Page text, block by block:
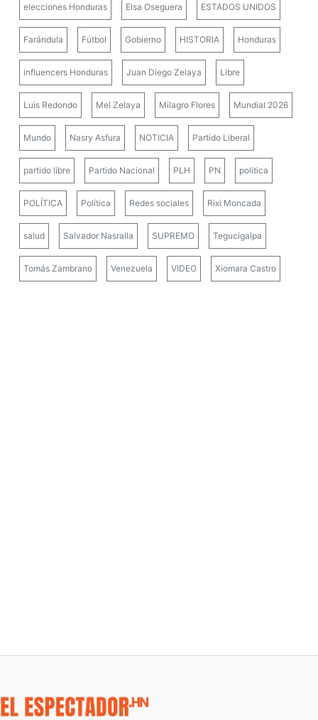
elecciones Honduras Elsa Oseguera ESTADOS UNIDOS
Farándula Fútbol Gobierno HISTORIA Honduras
influencers Honduras Juan Diego Zelaya Libre
Luis Redondo Mel Zelaya Milagro Flores Mundial 2026
Mundo Nasry Asfura NOTICIA Partido Liberal
partido libre Partido Nacional PLH PN politica
POLÍTICA Política Redes sociales Rixi Moncada
salud Salvador Nasralla SUPREMO Tegucigalpa
Tomás Zambrano Venezuela VIDEO Xiomara Castro